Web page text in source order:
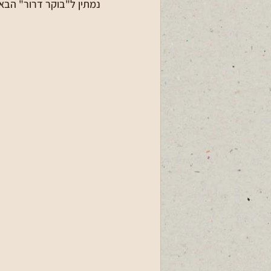
נמתין ל"בוקר דרור"